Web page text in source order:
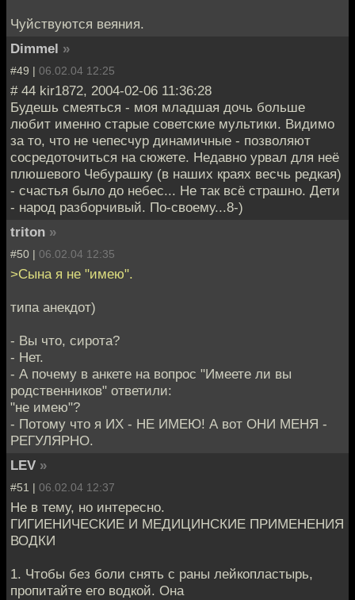
Чуйствуются веяния.
Dimmel »
#49 | 06.02.04 12:25
# 44 kir1872, 2004-02-06 11:36:28
Будешь смеяться - моя младшая дочь больше
любит именно старые советские мультики. Видимо
за то, что не чепесчур динамичные - позволяют
сосредоточиться на сюжете. Недавно урвал для неё
плюшевого Чебурашку (в наших краях весчь редкая)
- счастья было до небес... Не так всё страшно. Дети
- народ разборчивый. По-своему...8-)
triton »
#50 | 06.02.04 12:35
>Сына я не "имею".
типа анекдот)
- Вы что, сирота?
- Hет.
- А почему в анкете на вопрос "Имеете ли вы
родственников" ответили:
"не имею"?
- Потому что я ИХ - HЕ ИМЕЮ! А вот ОHИ МЕHЯ -
РЕГУЛЯРHО.
LEV »
#51 | 06.02.04 12:37
Не в тему, но интересно.
ГИГИЕНИЧЕСКИЕ И МЕДИЦИНСКИЕ ПРИМЕНЕНИЯ
ВОДКИ
1. Чтобы без боли снять с раны лейкопластырь,
пропитайте его водкой. Она